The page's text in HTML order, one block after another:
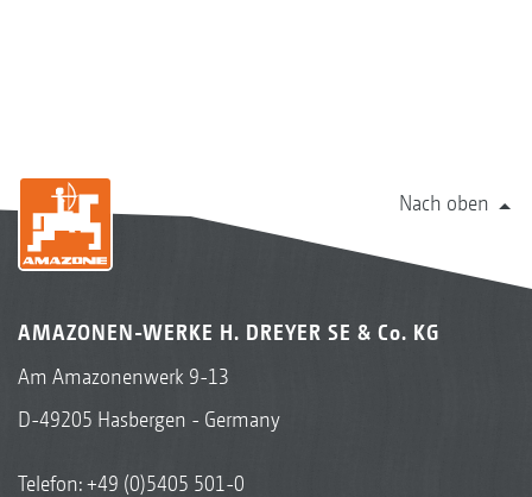
Nach oben
AMAZONEN-WERKE H. DREYER SE & Co. KG
Am Amazonenwerk 9-13
D-49205 Hasbergen - Germany
Telefon:+49 (0)5405 501-0